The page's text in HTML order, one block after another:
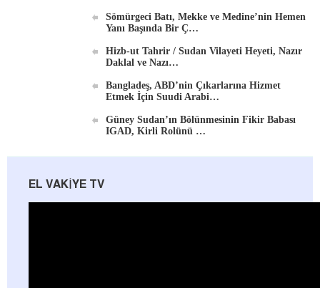
Sömürgeci Batı, Mekke ve Medine’nin Hemen
Yanı Başında Bir Ç…
Hizb-ut Tahrir / Sudan Vilayeti Heyeti, Nazır
Daklal ve Nazı…
Bangladeş, ABD’nin Çıkarlarına Hizmet
Etmek İçin Suudi Arabi…
Güney Sudan’ın Bölünmesinin Fikir Babası
IGAD, Kirli Rolünü …
EL VAKIYE TV